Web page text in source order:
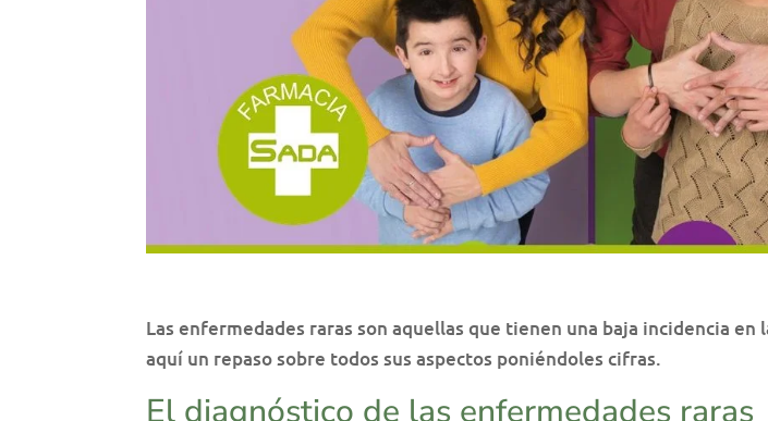
Las enfermedades raras son aquellas que tienen una baja incidencia en
aquí un repaso sobre todos sus aspectos poniéndoles cifras.
El diagnóstico de las enfermedades raras